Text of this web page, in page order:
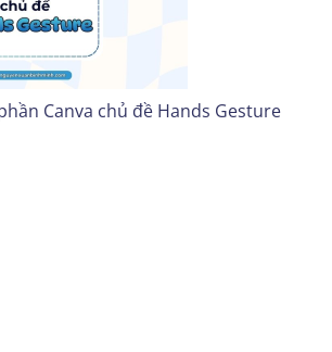
Canva chủ đề Hands Gesture